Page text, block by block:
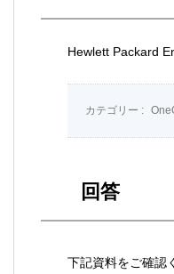
Hewlett Packard
カテゴリー :
回答
下記資料をご確認